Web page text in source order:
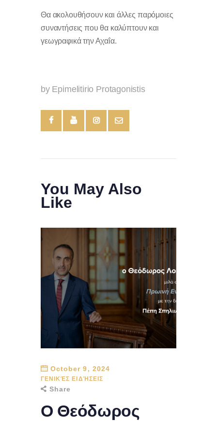
Θα ακολουθήσουν και άλλες παρόμοιες
συναντήσεις που θα καλύπτουν και
γεωγραφικά την Αχαΐα.
by Epimelitirio Protagonistis
You May Also
Like
October 9, 2024
ΓΕΝΙΚΈΣ ΕΙΔΉΣΕΙΣ
Share
Ο Θεόδωρος